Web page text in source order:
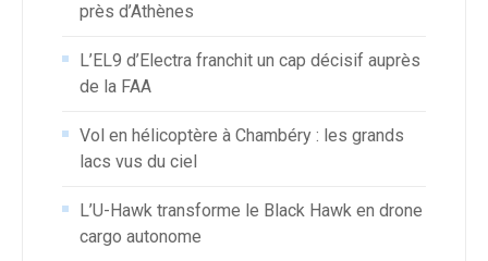
près d’Athènes
L’EL9 d’Electra franchit un cap décisif auprès
de la FAA
Vol en hélicoptère à Chambéry : les grands
lacs vus du ciel
L’U-Hawk transforme le Black Hawk en drone
cargo autonome